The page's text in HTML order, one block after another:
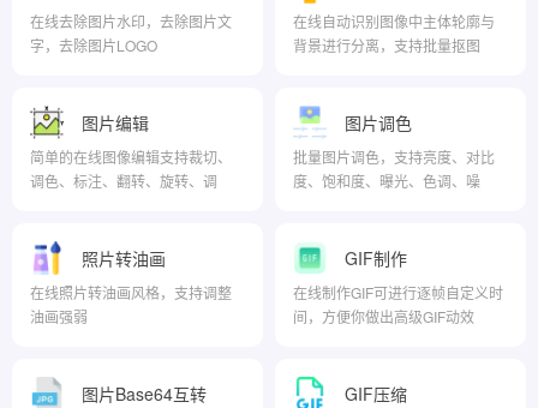
在线去除图片水印，去除图片文
字，去除图片LOGO
在线自动识别图像中主体轮廓与
背景进行分离，支持批量抠图
图片编辑
简单的在线图像编辑支持裁切、
调色、标注、翻转、旋转、调
图片调色
批量图片调色，支持亮度、对比
度、饱和度、曝光、色调、噪
照片转油画
在线照片转油画风格，支持调整
油画强弱
GIF制作
在线制作GIF可进行逐帧自定义时
间，方便你做出高级GIF动效
图片Base64互转 GIF压缩